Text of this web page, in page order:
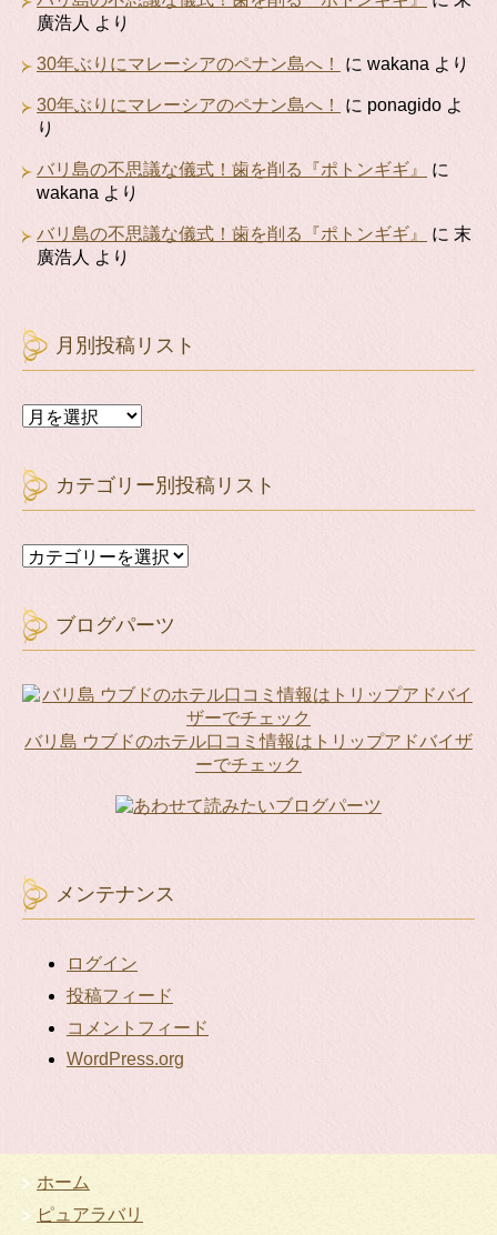
廣浩人 より
30年ぶりにマレーシアのペナン島へ！ に wakana より
30年ぶりにマレーシアのペナン島へ！ に ponagido よ
り
バリ島の不思議な儀式！歯を削る『ポトンギギ』
に
wakana より
バリ島の不思議な儀式！歯を削る『ポトンギギ』 に 末
廣浩人 より
月別投稿リスト
月
稿
リ
ト
カテゴリー別投稿リスト
カ
リ
ー
投
リ
ブログパーツ
バリ島 ウブドのホテル口コミ情報はトリップアドバイザ
ーでチェック
メンテナンス
ログイン
投稿フィード
コメントフィード
WordPress.org
ホーム
ピュアラバリ